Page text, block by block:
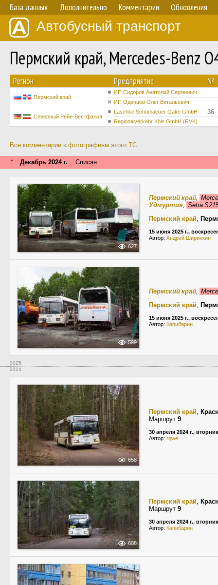
База данных Дополнительно Комментарии Обновления
Автобусный транспорт
Пермский край, Mercedes-
Регион Предприятие №
Пермский край
ИП Сидоров Анатолий Сергеевич
ИП Одинцов Олег Витальевич
Северный Рейн-Вестфалия
Laschke Schumacher Gäke GmbH 36
Regionalverkehr Köln GmbH (RVK)
Все комментарии к фотографиям этого ТС
↑ Декабрь 2024 г. Списан
627
Пермский край,
Удмуртия, Setra
Пермский край,
15 июня 2025 г.,
Автор: Андрей Ширинкин
599
Пермский край,
Пермский край,
15 июня 2025 г.,
Автор: Капибарин
2025
2024
658
Пермский край,
Маршрут 9
30 апреля 2024 г., вторник
Автор: rqwe
608
Пермский край,
Маршрут 9
30 апреля 2024 г., вторник
Автор: Капибарин